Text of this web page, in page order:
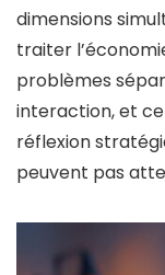
dimensions
traiter
problèmes
interaction, et
réflexion
peuvent pas